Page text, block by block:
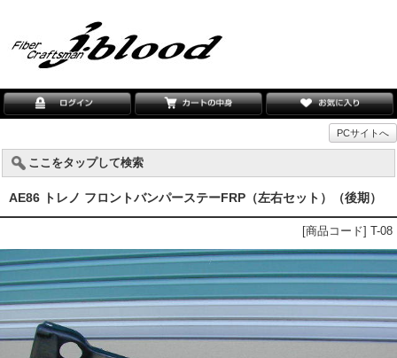
PCサイトへ
ここをタップして検索
AE86 トレノ フロントバンパーステーFRP（左右セット）（後期）
[商品コード] T-08